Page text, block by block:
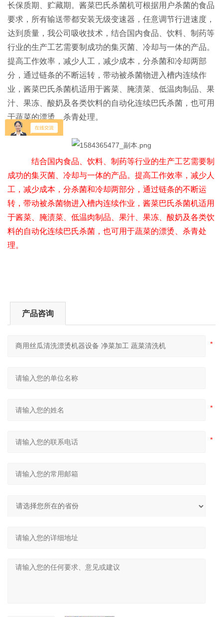
长保质期、贮藏期。酱菜巴氏杀菌机可根据用户杀菌的食品
要求，所有输送带都安装无级变速器，任意调节行进速度，
达到质量，我公司吸收技术，结合国内食品、饮料、制药等
行业的生产工艺需要制成功的集灭菌、冷却与一体的产品。
提高工作效率，减少人工，减少成本，分杀菌和冷却两部
分，通过链条的不断运转，带动被杀菌物进入槽内连续作
业，酱菜巴氏杀菌机适用于酱菜、腌渍菜、低温肉制品、果
汁、果冻、酸奶及各类饮料的自动化连续巴氏杀菌，也可用
于蔬菜的漂烫、杀青处理。
结合国内食品、饮料、制药等行业的生产工艺需要制
成功的集灭菌、冷却与一体的产品。提高工作效率，减少人
工，减少成本，分杀菌和冷却两部分，通过链条的不断运
转，带动被杀菌物进入槽内连续作业，酱菜巴氏杀菌机适用
于酱菜、腌渍菜、低温肉制品、果汁、果冻、酸奶及各类饮
料的自动化连续巴氏杀菌，也可用于蔬菜的漂烫、杀青处
理。
产品咨询